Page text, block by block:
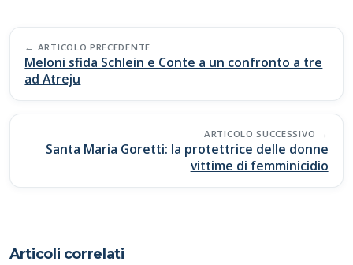
b
o
o
k
s
A
p
p
y
Li
k
di
vi
Post
navigation
ARTICOLO PRECEDENTE
Meloni sfida Schlein e Conte a un confronto a tre
ad Atreju
ARTICOLO SUCCESSIVO
Santa Maria Goretti: la protettrice delle donne
vittime di femminicidio
Articoli correlati